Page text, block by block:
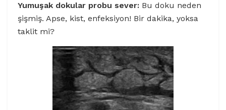
Yumuşak dokular probu sever: Bu doku neden
şişmiş. Apse, kist, enfeksiyon! Bir dakika, yoksa
taklit mi?